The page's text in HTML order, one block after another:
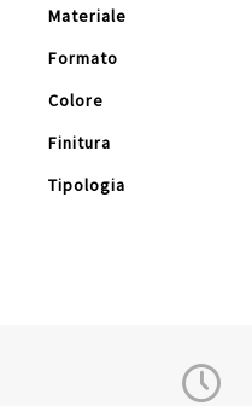
Materiale
Formato
Colore
Finitura
Tipologia